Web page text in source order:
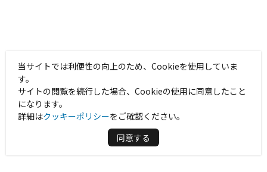
当サイトでは利便性の向上のため、Cookieを使用していま
す。
サイトの閲覧を続行した場合、Cookieの使用に同意したこと
になります。
詳細はクッキーポリシーをご確認ください。
同意する